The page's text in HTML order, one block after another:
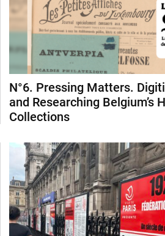
N°6. Pressing Matters.
and Researching Belgium’s
Collections